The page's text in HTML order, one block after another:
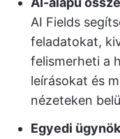
AI Fields
feladatokat,
felismerheti a
leírásokat és
nézeteken
Egyedi